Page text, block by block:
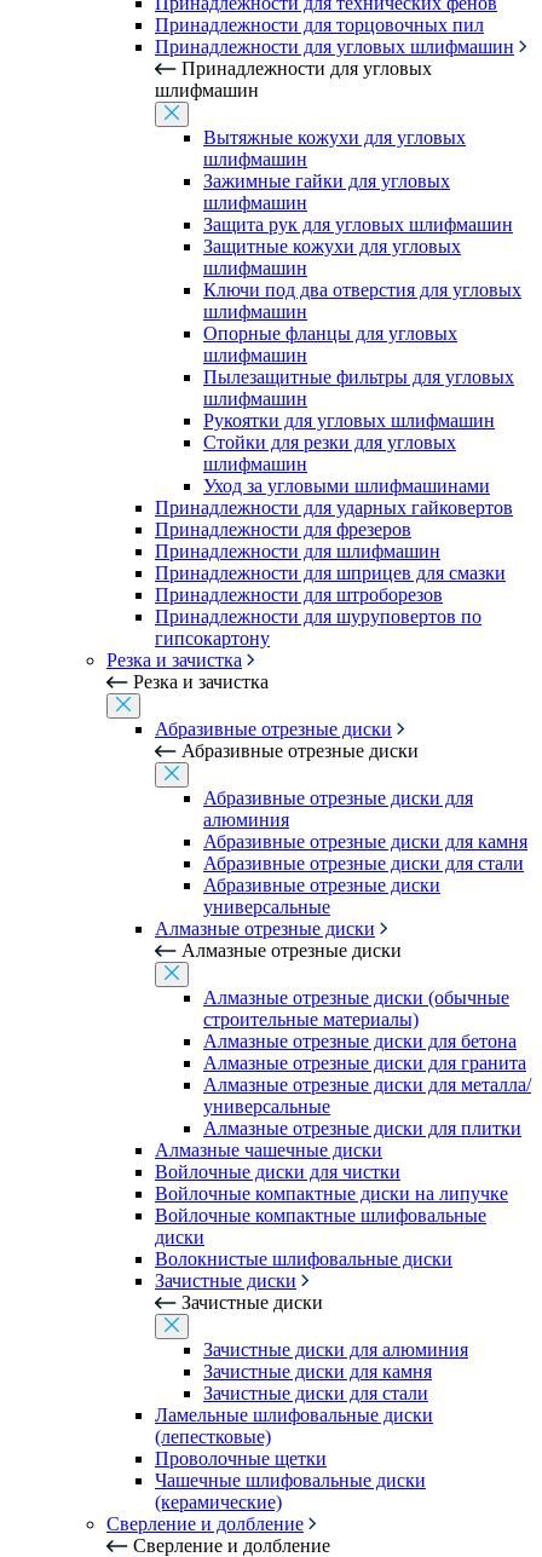
Принадлежности для торцовочных пил
Принадлежности для угловых шлифмашин
Принадлежности для угловых
шлифмашин
Вытяжные кожухи для угловых
шлифмашин
Зажимные гайки для угловых
шлифмашин
Защита рук для угловых шлифмашин
Защитные кожухи для угловых
шлифмашин
Ключи под два отверстия для угловых
шлифмашин
Опорные фланцы для угловых
шлифмашин
Пылезащитные фильтры для угловых
шлифмашин
Рукоятки для угловых шлифмашин
Стойки для резки для угловых
шлифмашин
Уход за угловыми шлифмашинами
Принадлежности для ударных гайковертов
Принадлежности для фрезеров
Принадлежности для шлифмашин
Принадлежности для шприцев для смазки
Принадлежности для штроборезов
Принадлежности для шуруповертов по
гипсокартону
Резка и зачистка
Резка и зачистка
Абразивные отрезные диски
Абразивные отрезные диски
Абразивные отрезные диски для
алюминия
Абразивные отрезные диски для камня
Абразивные отрезные диски для стали
Абразивные отрезные диски
универсальные
Алмазные отрезные диски
Алмазные отрезные диски
Алмазные отрезные диски (обычные
строительные материалы)
Алмазные отрезные диски для бетона
Алмазные отрезные диски для гранита
Алмазные отрезные диски для металла/
универсальные
Алмазные отрезные диски для плитки
Алмазные чашечные диски
Войлочные диски для чистки
Войлочные компактные диски на липучке
Войлочные компактные шлифовальные
диски
Волокнистые шлифовальные диски
Зачистные диски
Зачистные диски
Зачистные диски для алюминия
Зачистные диски для камня
Зачистные диски для стали
Ламельные шлифовальные диски
(лепестковые)
Проволочные щетки
Чашечные шлифовальные диски
(керамические)
Сверление и долбление
Сверление и долбление